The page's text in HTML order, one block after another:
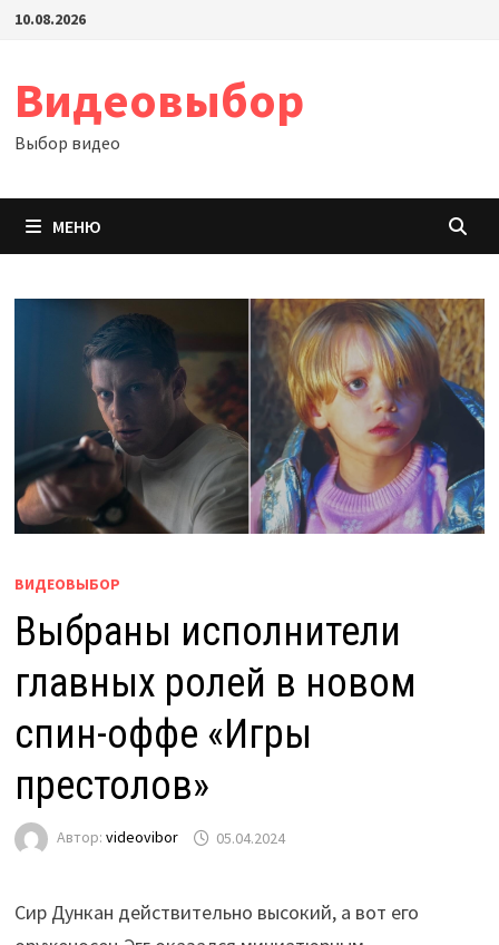
Перейти
10.08.2026
Видеовыбор
Выбор видео
МЕНЮ
ВИДЕОВЫБОР
Выбраны исполнители
главных ролей в новом
спин-оффе «Игры
престолов»
Автор: videovibor 05.04.2024
Сир Дункан действительно высокий, а вот его